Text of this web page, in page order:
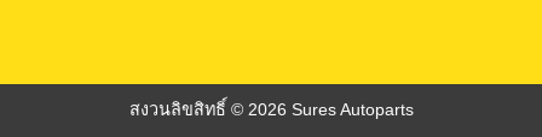
สงวนลิขสิทธิ์ © 2026 Sures Autoparts